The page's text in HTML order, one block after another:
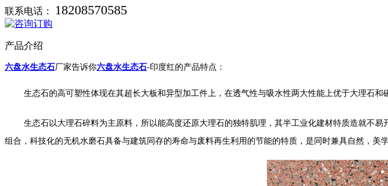
联系电话： 18208570585
产品介绍
六盘水生态石厂家告诉你六盘水生态石-印度红的产品特点：
生态石的高可塑性体现在其超长大板和异型加工件上，在透气性与吸水性两大性能上优于大理石和
生态石以大理石碎料为主原料，所以能高度还原大理石的独特肌理，其半工业化建材特质造就不易
组合，科技化的无机水磨石具备与建筑同存的寿命与废料再生利用的节能的特质，是同时兼具自然，美